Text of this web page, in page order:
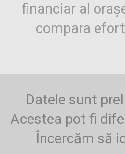
financiar al
compara
Datele sunt
Acestea pot fi
Încercăm să